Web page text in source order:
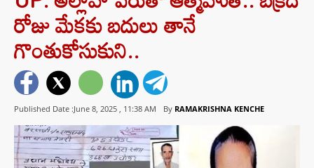
రోజు మేకకు బదులు తానే
గొంతుకోసుకుని..
Published Date :June 8, 2025 , 11:38 AM By RAMAKRISHNA KENCHE